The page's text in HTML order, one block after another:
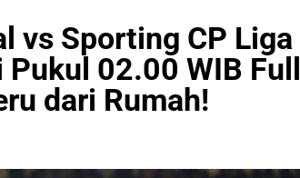
vs Sporting CP Liga
Pukul 02.00 WIB Full
dari Rumah!